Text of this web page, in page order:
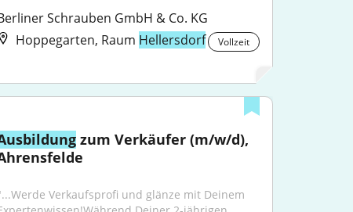
Schrauben GmbH & Co. KG
Hoppegarten, Raum Hellersdorf Vollzeit
zum Verkäufer (m/w/d),
Verkaufsprofi und glänze mit Deinem